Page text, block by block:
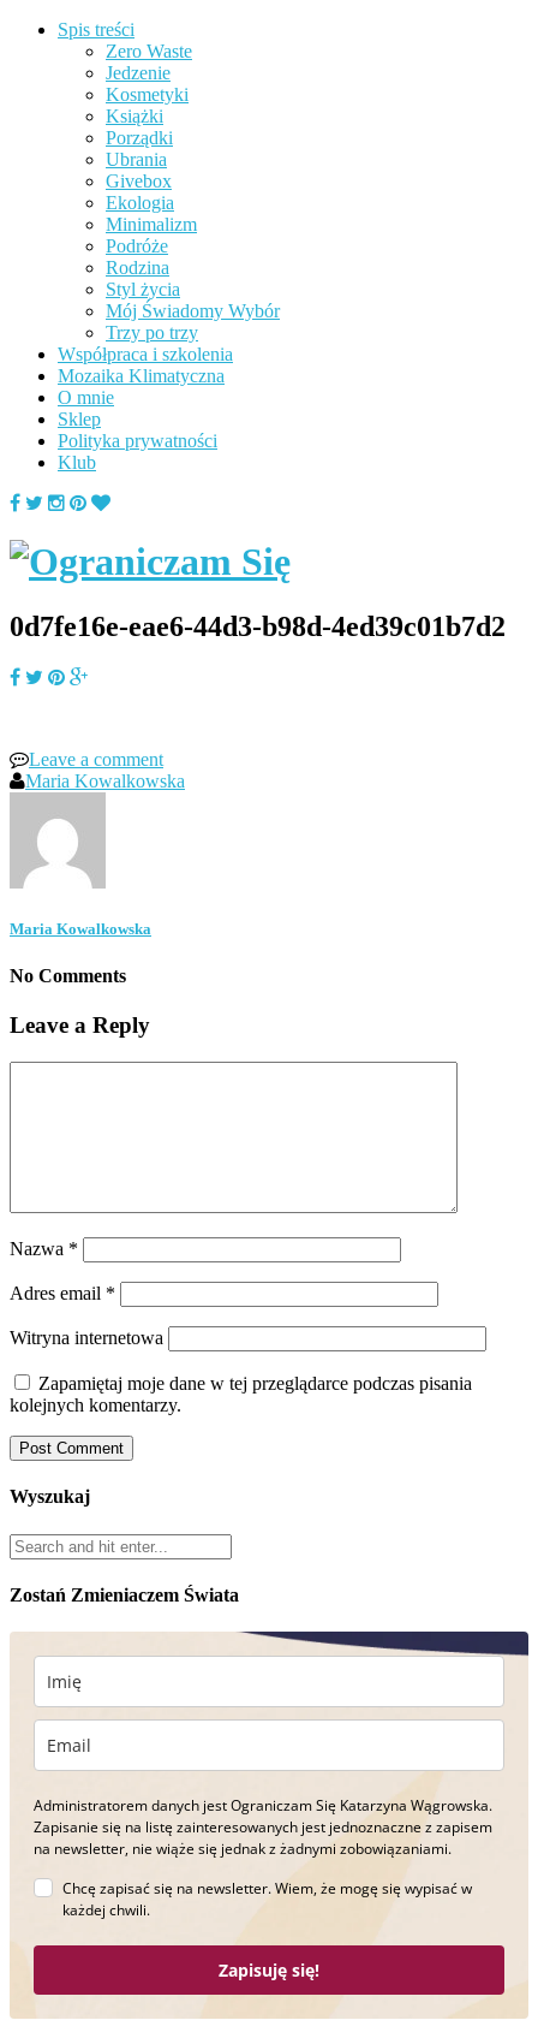
Spis treści
Zero Waste
Jedzenie
Kosmetyki
Książki
Porządki
Ubrania
Givebox
Ekologia
Minimalizm
Podróże
Rodzina
Styl życia
Mój Świadomy Wybór
Trzy po trzy
Współpraca i szkolenia
Mozaika Klimatyczna
O mnie
Sklep
Polityka prywatności
Klub
0d7fe16e-eae6-44d3-b98d-4ed39c01b7d2
Leave a comment
Maria Kowalkowska
Maria Kowalkowska
No Comments
Leave a Reply
Nazwa *
Adres email *
Witryna internetowa
Zapamiętaj moje dane w tej przeglądarce podczas pisania
kolejnych komentarzy.
Wyszukaj
Zostań Zmieniaczem Świata
Administratorem danych jest Ograniczam Się Katarzyna Wągrowska.
Zapisanie się na listę zainteresowanych jest jednoznaczne z zapisem
na newsletter, nie wiąże się jednak z żadnymi zobowiązaniami.
Chcę zapisać się na newsletter. Wiem, że mogę się wypisać w
każdej chwili.
Zapisuję się!